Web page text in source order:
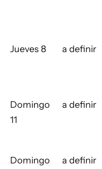
Jueves 8 a definir
Domingo
11
a definir
Domingo
a definir